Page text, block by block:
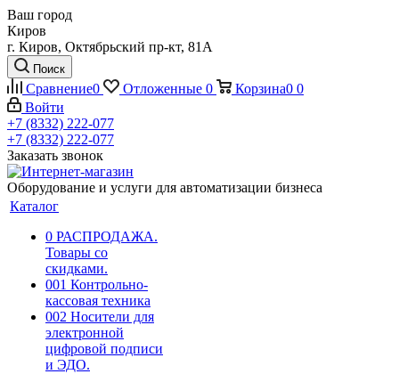
Ваш город
Киров
г. Киров, Октябрьский пр-кт, 81А
Поиск
Сравнение0 Отложенные 0 Корзина0 0
Войти
+7 (8332) 222-077
+7 (8332) 222-077
Заказать звонок
Оборудование и услуги для автоматизации бизнеса
Каталог
0 РАСПРОДАЖА.
Товары со
скидками.
001 Контрольно-
кассовая техника
002 Носители для
электронной
цифровой подписи
и ЭДО.